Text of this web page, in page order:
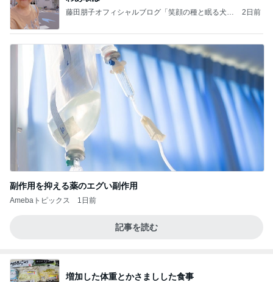
藤田朋子オフィシャルブログ「笑顔の種と眠る犬」
2日前
副作用を抑える薬のエグい副作用
Amebaトピックス 1日前
記事を読む
増加した体重とかさましした食事